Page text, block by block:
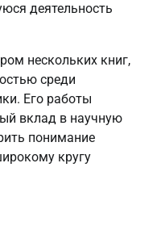
деятельность
нескольких книг,
среди
Его работы
вклад в научную
понимание
кругу